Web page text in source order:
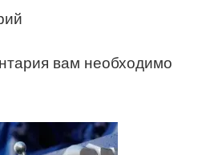
вам необходимо